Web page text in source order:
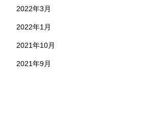
2022年3月
2022年1月
2021年10月
2021年9月